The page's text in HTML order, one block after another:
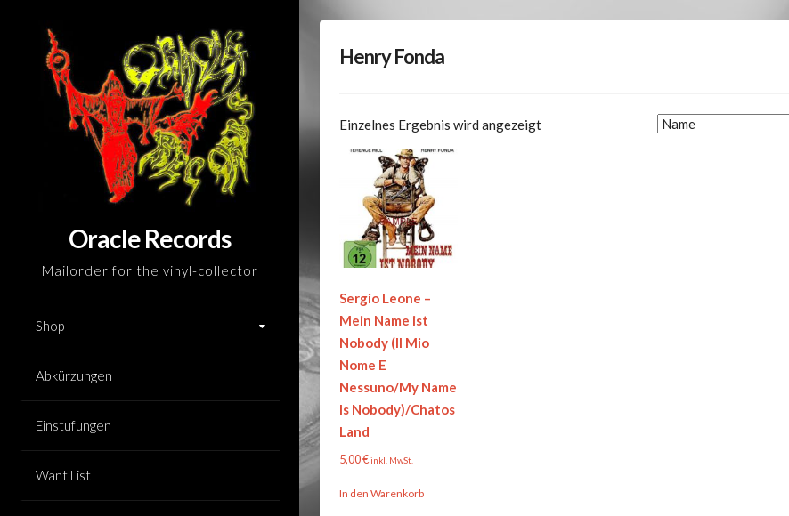
content
Oracle Records
Mailorder for the vinyl-collector
Shop
Abkürzungen
Einstufungen
Want List
Henry Fonda
Einzelnes Ergebnis wird angezeigt
Sergio Leone –
Mein Name ist
Nobody (Il Mio
Nome E
Nessuno/My Name
Is Nobody)/Chatos
Land
5,00€inkl. MwSt.
In den Warenkorb